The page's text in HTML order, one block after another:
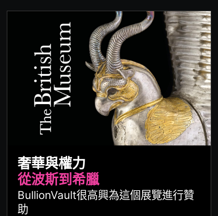
奢華與權力
從波斯到希臘
BullionVault很高興為這個展覽進行贊
助